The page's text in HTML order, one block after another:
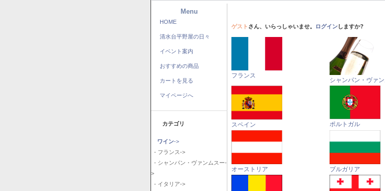
Menu
HOME
清水台平野屋の日々
イベント案内
おすすめの商品
カートを見る
マイページへ
カテゴリ
ワイン->
- フランス->
- シャンパン・ヴァンムスー-
>
- イタリア->
ゲスト さん、いらっしゃいませ。 ログインしますか?
フランス
シャンパン・ヴァ
スペイン ポルトガル
オーストリア ブルガリア